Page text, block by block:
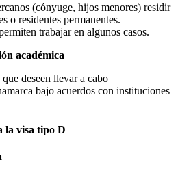
(cónyuge, hijos menores) residir
o residentes permanentes.
trabajar en algunos casos​.
académica
deseen llevar a cabo
bajo acuerdos con instituciones
la visa tipo D